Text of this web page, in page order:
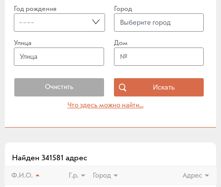
Год рождения
----
Город
Улица Дом
Очистить
Что здесь можно найти...
Найден 341581 адрес
Ф.И.О. Г.р. Город Адрес